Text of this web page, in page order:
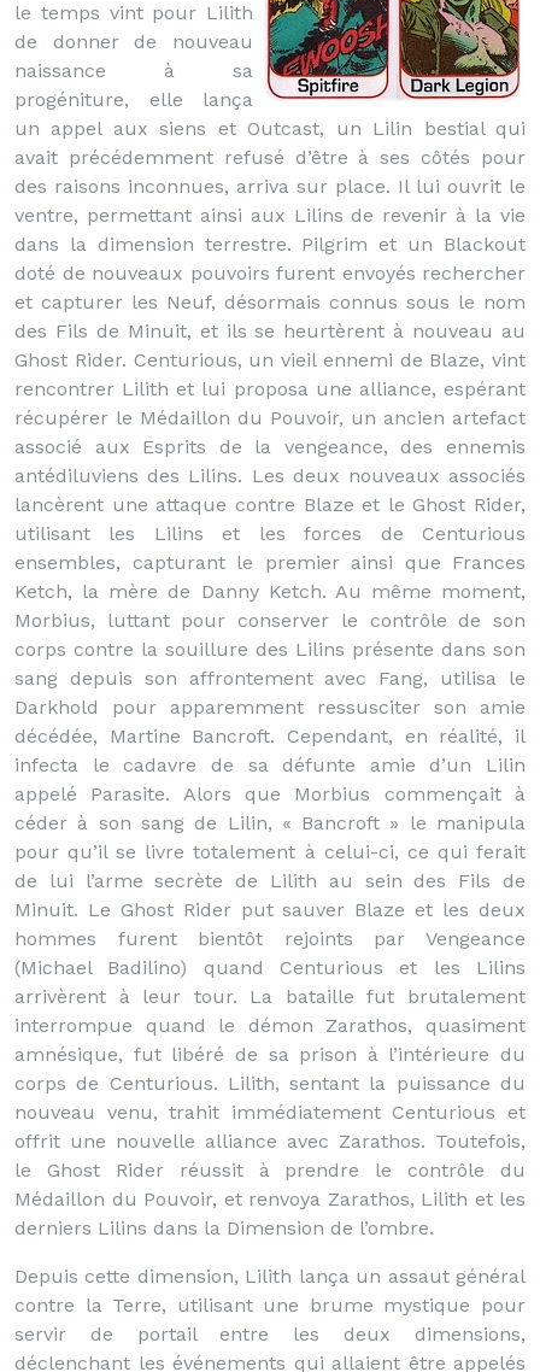
le temps vint pour Lilith
de donner de nouveau
naissance à sa
progéniture, elle lança
un appel aux siens et Outcast, un Lilin bestial qui
avait précédemment refusé d’être à ses côtés pour
des raisons inconnues, arriva sur place. Il lui ouvrit le
ventre, permettant ainsi aux Lilins de revenir à la vie
dans la dimension terrestre. Pilgrim et un Blackout
doté de nouveaux pouvoirs furent envoyés rechercher
et capturer les Neuf, désormais connus sous le nom
des Fils de Minuit, et ils se heurtèrent à nouveau au
Ghost Rider. Centurious, un vieil ennemi de Blaze, vint
rencontrer Lilith et lui proposa une alliance, espérant
récupérer le Médaillon du Pouvoir, un ancien artefact
associé aux Esprits de la vengeance, des ennemis
antédiluviens des Lilins. Les deux nouveaux associés
lancèrent une attaque contre Blaze et le Ghost Rider,
utilisant les Lilins et les forces de Centurious
ensembles, capturant le premier ainsi que Frances
Ketch, la mère de Danny Ketch. Au même moment,
Morbius, luttant pour conserver le contrôle de son
corps contre la souillure des Lilins présente dans son
sang depuis son affrontement avec Fang, utilisa le
Darkhold pour apparemment ressusciter son amie
décédée, Martine Bancroft. Cependant, en réalité, il
infecta le cadavre de sa défunte amie d’un Lilin
appelé Parasite. Alors que Morbius commençait à
céder à son sang de Lilin, « Bancroft » le manipula
pour qu’il se livre totalement à celui-ci, ce qui ferait
de lui l’arme secrète de Lilith au sein des Fils de
Minuit. Le Ghost Rider put sauver Blaze et les deux
hommes furent bientôt rejoints par Vengeance
(Michael Badilino) quand Centurious et les Lilins
arrivèrent à leur tour. La bataille fut brutalement
interrompue quand le démon Zarathos, quasiment
amnésique, fut libéré de sa prison à l’intérieure du
corps de Centurious. Lilith, sentant la puissance du
nouveau venu, trahit immédiatement Centurious et
offrit une nouvelle alliance avec Zarathos. Toutefois,
le Ghost Rider réussit à prendre le contrôle du
Médaillon du Pouvoir, et renvoya Zarathos, Lilith et les
derniers Lilins dans la Dimension de l’ombre.
Depuis cette dimension, Lilith lança un assaut général
contre la Terre, utilisant une brume mystique pour
servir de portail entre les deux dimensions,
déclenchant les événements qui allaient être appelés